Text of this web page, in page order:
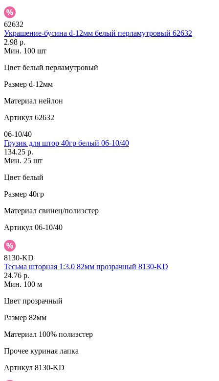
62632
Украшение-бусина d-12мм белый перламутровый 62632
2.98 р.
Мин. 100 шт
Цвет белый перламутровый
Размер d-12мм
Материал нейлон
Артикул 62632
06-10/40
Грузик для штор 40гр белый 06-10/40
134.25 р.
Мин. 25 шт
Цвет белый
Размер 40гр
Материал свинец/полиэстер
Артикул 06-10/40
8130-KD
Тесьма шторная 1:3.0 82мм прозрачный 8130-KD
24.76 р.
Мин. 100 м
Цвет прозрачный
Размер 82мм
Материал 100% полиэстер
Прочее куриная лапка
Артикул 8130-KD